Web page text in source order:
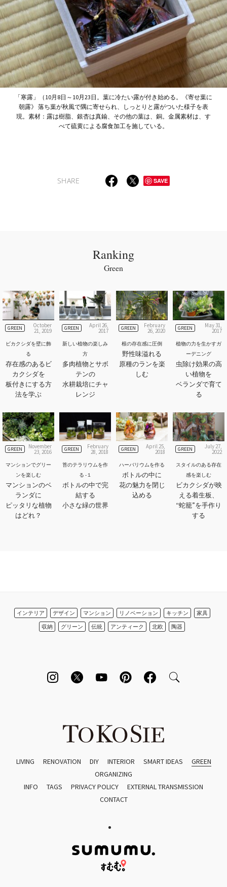
「寒露」（10月8日～10月23日。葉に冷たい露が付き始める。《寄せ葉に
朝露》 落ち葉が秋風で隅に寄せられ、しっとりと露がついた様子を表
現。素材：露は樹脂、銀杏は真鍮、その他の葉は、銅。金属素材は、す
べて硫黄による腐食加工を施している。
SHARE SAVE
Ranking
Green
GREEN October
21, 2019
ビカクシダを壁に飾
る
存在感のあるビ
カクシダを
板付きにする方
法を学ぶ
GREEN April 26,
2017
新しい植物の楽しみ
方
多肉植物とサボ
テンの
水耕栽培にチャ
レンジ
GREEN February
26, 2020
根の存在感に圧倒
野性味溢れる
原種のランを楽
しむ
GREEN May 31,
2017
植物の力を生かすガ
ーデニング
虫除け効果の高
い植物を
ベランダで育て
る
GREEN November
23, 2016
マンションでグリー
ンを楽しむ
マンションのベ
ランダに
ピッタリな植物
はどれ？
GREEN February
28, 2018
苔のテラリウムを作
る -１
ボトルの中で完
結する
小さな緑の世界
GREEN April 25,
2018
ハーバリウムを作る
ボトルの中に
花の魅力を閉じ
込める
GREEN July 27,
2022
スタイルのある存在
感を楽しむ
ビカクシダが映
える着生板、
“蛇籠”を手作り
する
インテリア デザイン マンション リノベーション キッチン
家具
収納
グリーン 伝統 アンティーク 北欧 陶器
LIVING RENOVATION DIY INTERIOR SMART IDEAS
GREEN
ORGANIZING
INFO
TAGS PRIVACY POLICY
EXTERNAL TRANSMISSION
CONTACT